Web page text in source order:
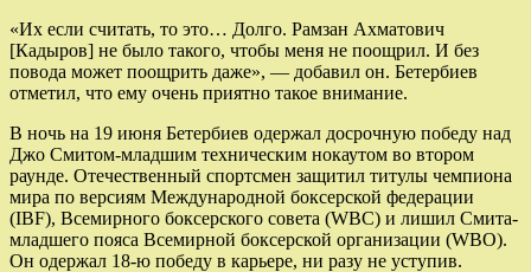
«Их если считать, то это… Долго. Рамзан Ахматович
[Кадыров] не было такого, чтобы меня не поощрил. И без
повода может поощрить даже», — добавил он. Бетербиев
отметил, что ему очень приятно такое внимание.
В ночь на 19 июня Бетербиев одержал досрочную победу над
Джо Смитом-младшим техническим нокаутом во втором
раунде. Отечественный спортсмен защитил титулы чемпиона
мира по версиям Международной боксерской федерации
(IBF), Всемирного боксерского совета (WBC) и лишил Смита-
младшего пояса Всемирной боксерской организации (WBO).
Он одержал 18-ю победу в карьере, ни разу не уступив.